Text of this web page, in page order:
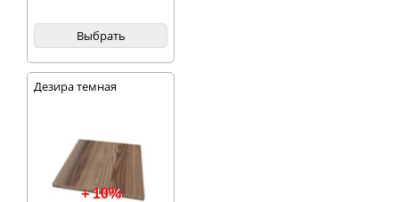
Выбрать
Дезира темная
+ 10%